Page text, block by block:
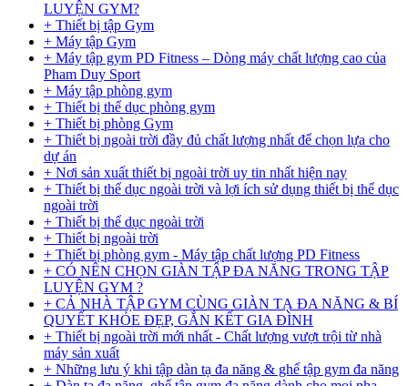
LUYỆN GYM?
+ Thiết bị tập Gym
+ Máy tập Gym
+ Máy tập gym PD Fitness – Dòng máy chất lượng cao của
Pham Duy Sport
+ Máy tập phòng gym
+ Thiết bị thể dục phòng gym
+ Thiết bị phòng Gym
+ Thiết bị ngoài trời đầy đủ chất lượng nhất để chọn lựa cho
dự án
+ Nơi sản xuất thiết bị ngoài trời uy tin nhất hiện nay
+ Thiết bị thể dục ngoài trời và lợi ích sử dụng thiết bị thể dục
ngoài trời
+ Thiết bị thể dục ngoài trời
+ Thiết bị ngoài trời
+ Thiết bị phòng gym - Máy tập chất lượng PD Fitness
+ CÓ NÊN CHỌN GIÀN TẬP ĐA NĂNG TRONG TẬP
LUYỆN GYM ?
+ CẢ NHÀ TẬP GYM CÙNG GIÀN TẠ ĐA NĂNG & BÍ
QUYẾT KHỎE ĐẸP, GẮN KẾT GIA ĐÌNH
+ Thiết bị ngoài trời mới nhất - Chất lượng vượt trội từ nhà
máy sản xuất
+ Những lưu ý khi tập dàn tạ đa năng & ghế tập gym đa năng